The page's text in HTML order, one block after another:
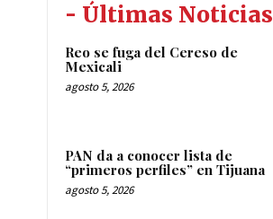
- Últimas Noticias
Reo se fuga del Cereso de
Mexicali
agosto 5, 2026
PAN da a conocer lista de
“primeros perfiles” en Tijuana
agosto 5, 2026